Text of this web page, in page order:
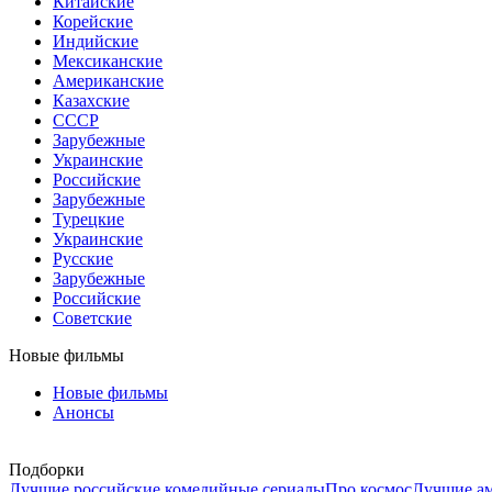
Корейские
Индийские
Мексиканские
Американские
Казахские
СССР
Зарубежные
Украинские
Российские
Зарубежные
Турецкие
Украинские
Русские
Зарубежные
Российские
Советские
Новые фильмы
Новые фильмы
Анонсы
Подборки